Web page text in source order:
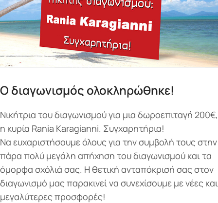
Ο διαγωνισμός ολοκληρώθηκε!
Νικήτρια του διαγωνισμού για μια δωροεπιταγή 200€,
η κυρία Rania Karagianni. Συγχαρητήρια!
Να ευχαριστήσουμε όλους για την συμβολή τους στην
πάρα πολύ μεγάλη απήχηση του διαγωνισμού και τα
όμορφα σχόλιά σας. Η θετική ανταπόκρισή σας στον
διαγωνισμό μας παρακινεί να συνεχίσουμε με νέες και
μεγαλύτερες προσφορές!